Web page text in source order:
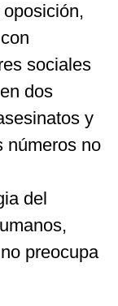
sociales
dos
y
números no
del
preocupa